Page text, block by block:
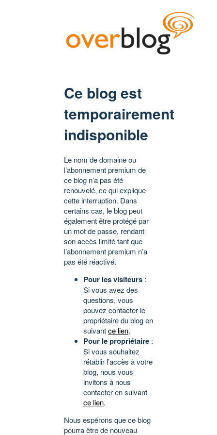
Ce blog est
temporairement
indisponible
Le nom de domaine ou
l’abonnement premium de
ce blog n’a pas été
renouvelé, ce qui explique
cette interruption. Dans
certains cas, le blog peut
également être protégé par
un mot de passe, rendant
son accès limité tant que
l’abonnement premium n’a
pas été réactivé.
Pour les visiteurs :
Si vous avez des
questions, vous
pouvez contacter le
propriétaire du blog en
suivantce lien.
Pour le propriétaire :
Si vous souhaitez
rétablir l’accès à votre
blog, nous vous
invitons à nous
contacter en suivant
ce lien.
Nous espérons que ce blog
pourra être de nouveau